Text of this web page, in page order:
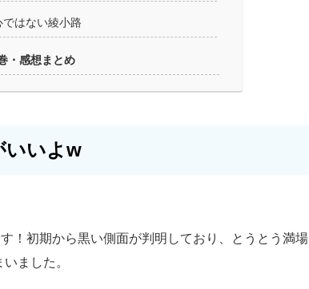
はない綾小路
・感想まとめ
いいよw
！初期から黒い側面が判明しており、とうとう満場
ました。